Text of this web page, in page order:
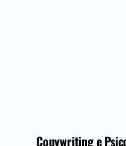
Copywriting e